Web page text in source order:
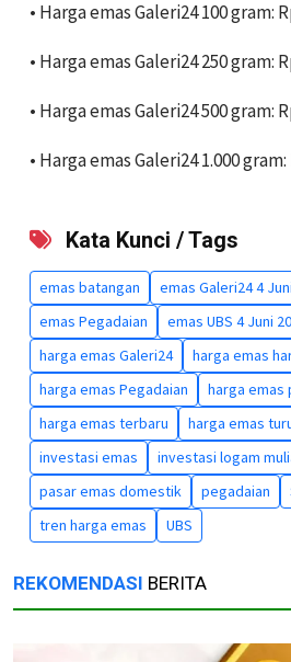
• ‎Harga emas Galeri24 100 gram:
• ‎Harga emas Galeri24 250 gram:
• ‎Harga emas Galeri24 500 gram:
• ‎Harga emas Galeri24 1.000 gram:
Kata Kunci / Tags
emas batangan
emas Galeri24 4
emas Pegadaian
emas UBS 4 Juni
harga emas Galeri24
harga emas
harga emas Pegadaian
harga emas
harga emas terbaru
harga emas
investasi emas
investasi logam
pasar emas domestik
pegadaian
tren harga emas
UBS
REKOMENDASI BERITA